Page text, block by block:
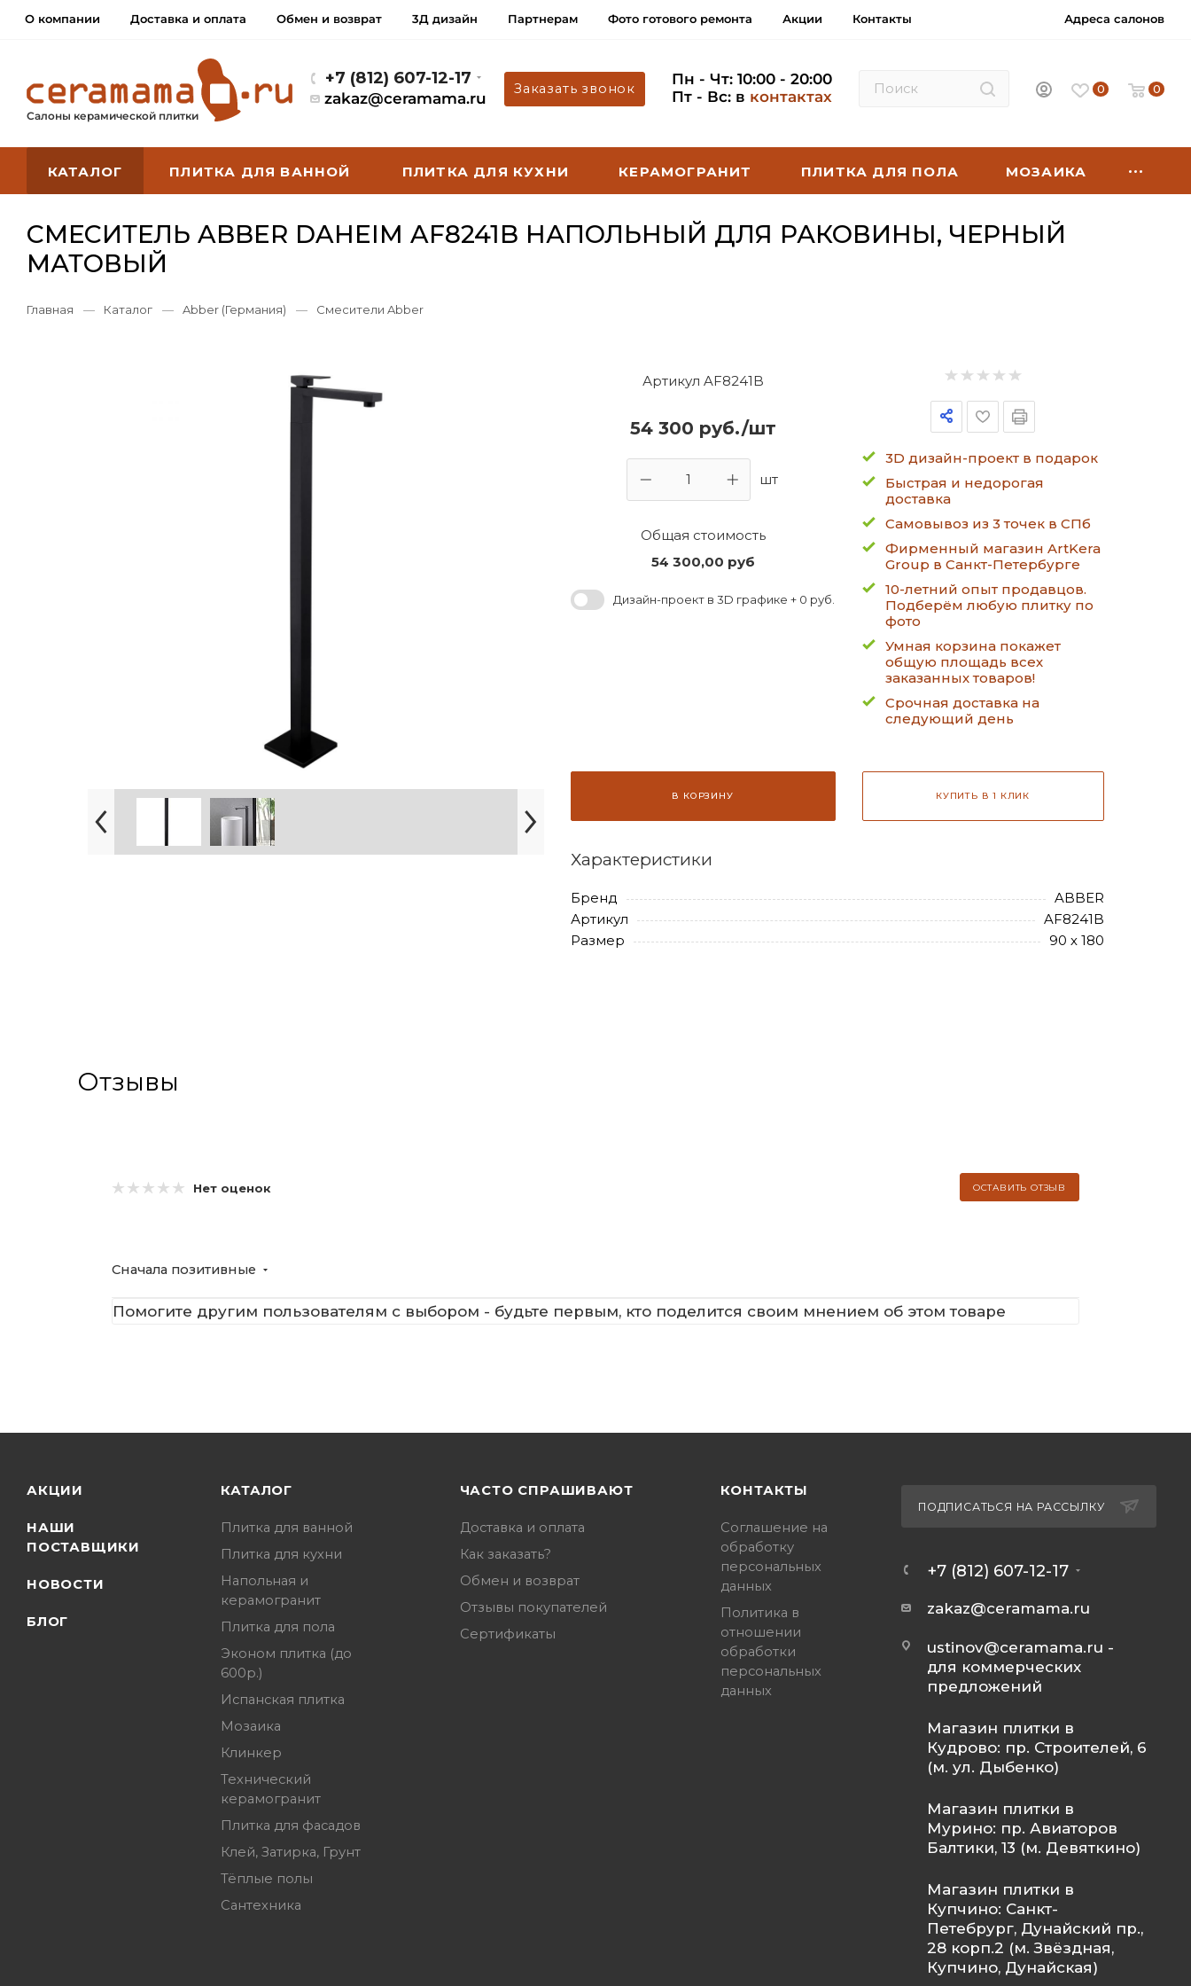
О компании Доставка и оплата Обмен и возврат 3Д дизайн Партнерам Фото готового ремонта Акции Контакты Адреса салонов
Салоны керамической плитки
+7 (812) 607-12-17
zakaz@ceramama.ru
Заказать звонок
Пн - Чт: 10:00 - 20:00
Пт - Вс: в контактах 0 0
КАТАЛОГ ПЛИТКА ДЛЯ ВАННОЙ ПЛИТКА ДЛЯ КУХНИ КЕРАМОГРАНИТ ПЛИТКА ДЛЯ ПОЛА МОЗАИКА
СМЕСИТЕЛЬ ABBER DAHEIM AF8241B НАПОЛЬНЫЙ ДЛЯ РАКОВИНЫ, ЧЕРНЫЙ
МАТОВЫЙ
Главная — Каталог — Abber (Германия) — Смесители Abber
Артикул AF8241B
54 300 руб./шт
шт
Общая стоимость
54 300,00 руб
Дизайн-проект в 3D графике + 0 руб.
3D дизайн-проект в подарок
Быстрая и недорогая
доставка
Самовывоз из 3 точек в СПб
Фирменный магазин ArtKera
Group в Санкт-Петербурге
10-летний опыт продавцов.
Подберём любую плитку по
фото
Умная корзина покажет
общую площадь всех
заказанных товаров!
Срочная доставка на
следующий день
В КОРЗИНУ КУПИТЬ В 1 КЛИК
Характеристики
Бренд
ABBER
Артикул
AF8241B
Размер
90 х 180
Отзывы
Нет оценок ОСТАВИТЬ ОТЗЫВ
Сначала позитивные
Помогите другим пользователям с выбором - будьте первым, кто поделится своим мнением об этом товаре
АКЦИИ
НАШИ
ПОСТАВЩИКИ
НОВОСТИ
БЛОГ
КАТАЛОГ
Плитка для ванной
Плитка для кухни
Напольная и
керамогранит
Плитка для пола
Эконом плитка (до
600р.)
Испанская плитка
Мозаика
Клинкер
Технический
керамогранит
Плитка для фасадов
Клей, Затирка, Грунт
Тёплые полы
Сантехника
ЧАСТО СПРАШИВАЮТ
Доставка и оплата
Как заказать?
Обмен и возврат
Отзывы покупателей
Сертификаты
КОНТАКТЫ
Соглашение на
обработку
персональных
данных
Политика в
отношении
обработки
персональных
данных
ПОДПИСАТЬСЯ НА РАССЫЛКУ
+7 (812) 607-12-17
zakaz@ceramama.ru
ustinov@ceramama.ru -
для коммерческих
предложений
Магазин плитки в
Кудрово: пр. Строителей, 6
(м. ул. Дыбенко)
Магазин плитки в
Мурино: пр. Авиаторов
Балтики, 13 (м. Девяткино)
Магазин плитки в
Купчино: Санкт-
Петебрург, Дунайский пр.,
28 корп.2 (м. Звёздная,
Купчино, Дунайская)